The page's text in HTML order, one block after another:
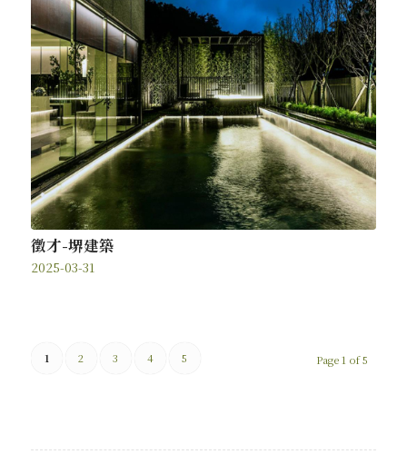
徵才-堺建築
2025-03-31
Page 1 of 5
1 2 3 4 5